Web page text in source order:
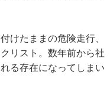
けたままの危険走行、
リスト。数年前から社
る存在になってしまい